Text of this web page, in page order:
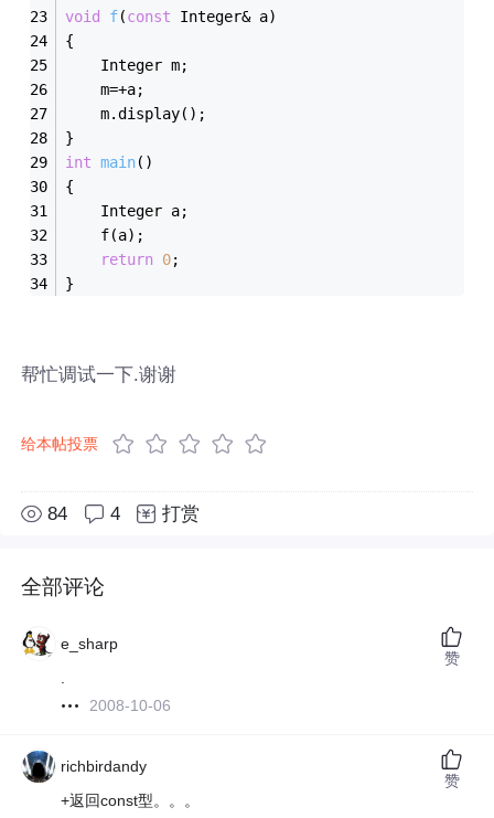
void
f(const Integer& a)
{
	Integer m;
	m=+a;
	m.display();
}
int main()
{
	Integer a;
	f(a);
return 0;
}
帮忙调试一下.谢谢
给本帖投票
84 4 打赏
全部评论
e_sharp
.
2008-10-06
赞
richbirdandy
+返回const型。。。
赞